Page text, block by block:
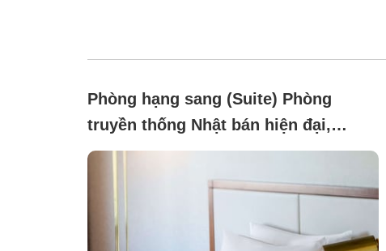
Phòng hạng sang (Suite) Phòng
truyền thống Nhật bán hiện đại,
Hướng biển, Không hút thuốc (Phòng
chờ hạng sang cổ điển kèm ưu đãi)